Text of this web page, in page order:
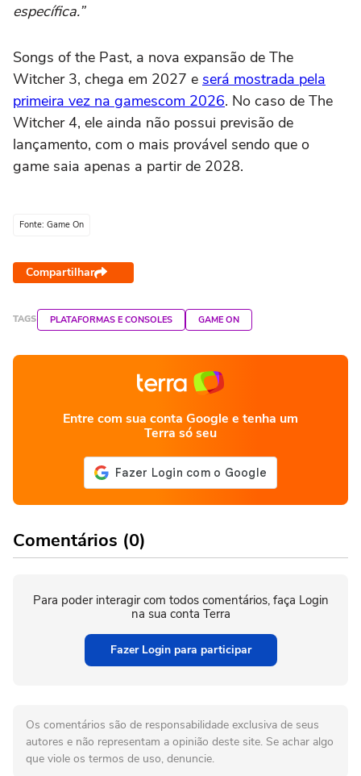
específica.”
Songs of the Past, a nova expansão de The
Witcher 3, chega em 2027 e será mostrada pela
primeira vez na gamescom 2026. No caso de The
Witcher 4, ele ainda não possui previsão de
lançamento, com o mais provável sendo que o
game saia apenas a partir de 2028.
Fonte: Game On
Compartilhar
TAGS PLATAFORMAS E CONSOLES GAME ON
Entre com sua conta Google e tenha um
Terra só seu
Comentários (0)
Para poder interagir com todos comentários, faça Login
na sua conta Terra
Fazer Login para participar
Os comentários são de responsabilidade exclusiva de seus
autores e não representam a opinião deste site. Se achar algo
que viole os termos de uso, denuncie.